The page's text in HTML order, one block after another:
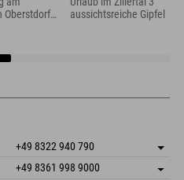
Oberstdorf
aussichtsreiche Gipfel
+49 8322 940 790
Adresse speichern
+49 8361 998 9000